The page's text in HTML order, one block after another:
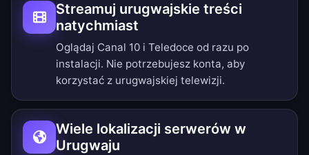
Streamuj urugwajskie treści
natychmiast
Oglądaj Canal 10 i Teledoce od razu po
instalacji. Nie potrzebujesz konta, aby
korzystać z urugwajskiej telewizji.
Wiele lokalizacji serwerów w
Urugwaju